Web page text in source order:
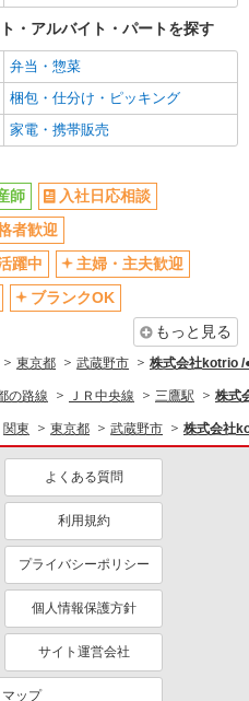
シニア（60代～）活躍中
ボーナス・賞与あり
完全週休2日制
禁煙・分煙
車通勤OK
交通費支給
産休・育休取得実績あり
各種手当（家族・役職・インセン
ティブなど）あり
護・福祉
師
ミドル（40代～）活躍中
車通勤OK
社会保険あり
・アルバイト・パートを探す
弁当・惣菜
梱包・仕分け・ピッキング
家電・携帯販売
師
入社日応相談
者歓迎
躍中
主婦・主夫歓迎
ブランクOK
もっと見る
東京都 武蔵野市 株式会社kotrio /
の路線 ＪＲ中央線 三鷹駅 株式
関東 東京都 武蔵野市 株式会社
よくある質問
利用規約
プライバシーポリシー
個人情報保護方針
サイト運営会社
ップ